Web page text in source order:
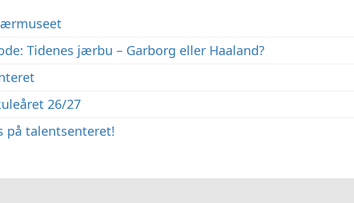
Tidenes jærbu – Garborg eller Haaland?
26/27
på talentsenteret!